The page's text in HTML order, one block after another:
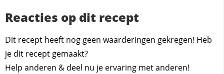
Reacties op dit recept
Dit recept heeft nog geen waarderingen gekregen! Heb
je dit recept gemaakt?
Help anderen & deel nu je ervaring met anderen!